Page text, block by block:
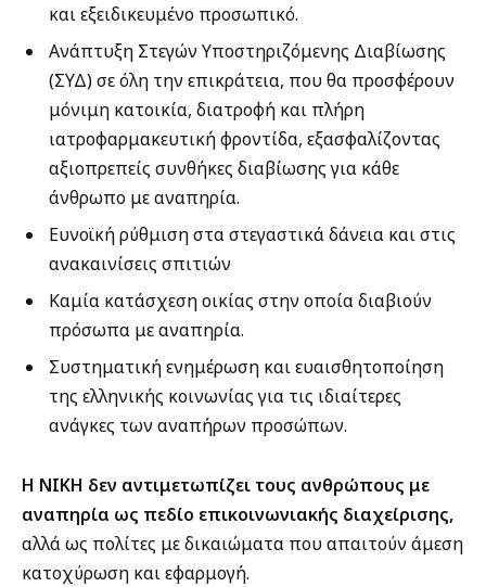
και εξειδικευμένο προσωπικό.
Ανάπτυξη Στεγών Υποστηριζόμενης Διαβίωσης
(ΣΥΔ) σε όλη την επικράτεια, που θα προσφέρουν
μόνιμη κατοικία, διατροφή και πλήρη
ιατροφαρμακευτική φροντίδα, εξασφαλίζοντας
αξιοπρεπείς συνθήκες διαβίωσης για κάθε
άνθρωπο με αναπηρία.
Ευνοϊκή ρύθμιση στα στεγαστικά δάνεια και στις
ανακαινίσεις σπιτιών
Καμία κατάσχεση οικίας στην οποία διαβιούν
πρόσωπα με αναπηρία.
Συστηματική ενημέρωση και ευαισθητοποίηση
της ελληνικής κοινωνίας για τις ιδιαίτερες
ανάγκες των αναπήρων προσώπων.
Η ΝΙΚΗ δεν αντιμετωπίζει τους ανθρώπους με
αναπηρία ως πεδίο επικοινωνιακής διαχείρισης,
αλλά ως πολίτες με δικαιώματα που απαιτούν άμεση
κατοχύρωση και εφαρμογή.